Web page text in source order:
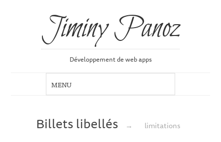
Jiminy Panoz
Développement de web apps
Billets libellés → limitations